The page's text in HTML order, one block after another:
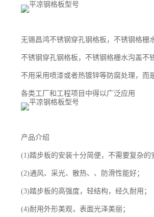
无锡昌鸿不锈钢穿孔钢格板，不锈钢格栅
不锈钢穿孔钢格板，不锈钢格栅水沟盖不
不用采用喷漆或者热镀锌等防腐处理，而
各类工厂和工程项目中得以广泛应用
产品介绍
(1)踏步板的安装十分简便，不需要复杂的
(2)通风、采光、散热、、防滑性能好；
(3)踏步板的高强度，轻结构，经久耐用；
(4)耐用外形美观，表面光泽美丽；